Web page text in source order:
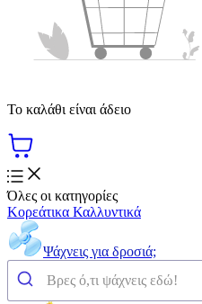
Το καλάθι είναι άδειο
Όλες οι κατηγορίες
Κορεάτικα Καλλυντικά
Ψάχνεις για δροσιά;